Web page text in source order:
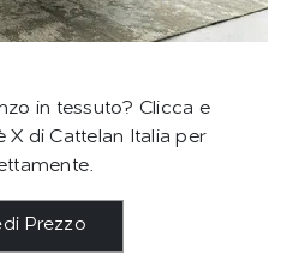
in tessuto? Clicca e
di Cattelan Italia per
Prezzo